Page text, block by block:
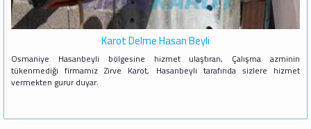
Karot Delme Hasan Beyli
Osmaniye Hasanbeyli bölgesine hizmet ulaştıran, Çalışma azminin
tükenmediği firmamız Zirve Karot, Hasanbeyli tarafında sizlere hizmet
vermekten gurur duyar.